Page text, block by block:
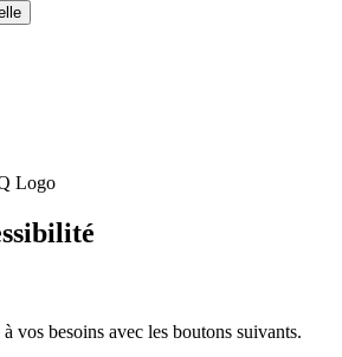
vos besoins avec les boutons suivants.